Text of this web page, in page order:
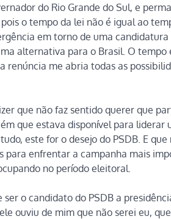
do Rio Grande do Sul, e
o tempo da lei não é igual ao
em torno de uma
alternativa para o Brasil. O tempo
renúncia me abria todas as
que não faz sentido querer que
que estava disponível para
este for o desejo do PSDB. E que
para enfrentar a campanha mais
no período eleitoral.
o candidato do PSDB a
ouviu de mim que não serei eu,